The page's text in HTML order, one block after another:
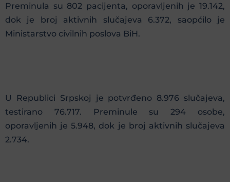
Preminula su 802 pacijenta, oporavljenih je 19.142,
dok je broj aktivnih slučajeva 6.372, saopćilo je
Ministarstvo civilnih poslova BiH.
U Republici Srpskoj je potvrđeno 8.976 slučajeva,
testirano 76.717. Preminule su 294 osobe,
oporavljenih je 5.948, dok je broj aktivnih slučajeva
2.734.